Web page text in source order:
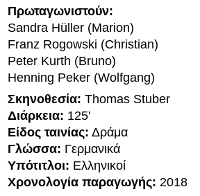
Πρωταγωνιστούν:
Sandra Hüller (Marion)
Franz Rogowski (Christian)
Peter Kurth (Bruno)
Henning Peker (Wolfgang)
Σκηνοθεσία: Thomas Stuber
Διάρκεια: 125'
Είδος ταινίας: Δράμα
Γλώσσα: Γερμανικά
Υπότιτλοι: Ελληνικοί
Χρονολογία παραγωγής: 2018